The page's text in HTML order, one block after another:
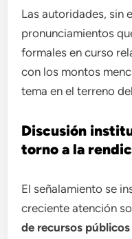
Las autoridades, sin
pronunciamientos
formales en curso
con los montos
tema en el terreno
Discusión
torno a la
El señalamiento se
creciente atención
de recursos públicos